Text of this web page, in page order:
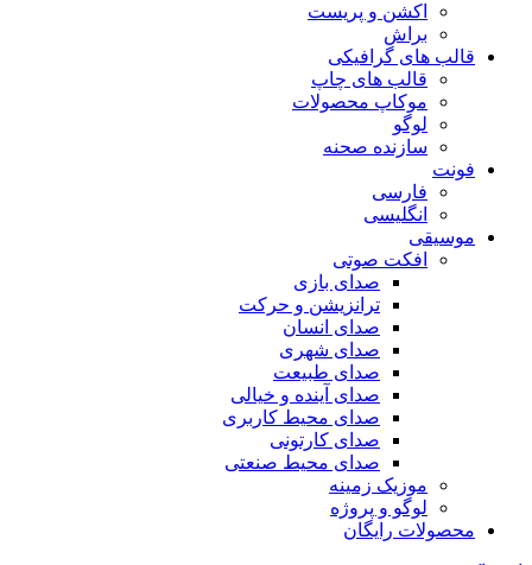
اکشن و پریست
براش
قالب های گرافیکی
قالب های چاپ
موکاپ محصولات
لوگو
سازنده صحنه
فونت
فارسی
انگلیسی
موسیقی
افکت صوتی
صدای بازی
ترانزیشن و حرکت
صدای انسان
صدای شهری
صدای طبیعت
صدای آینده و خیالی
صدای محیط کاربری
صدای کارتونی
صدای محیط صنعتی
موزیک زمینه
لوگو و پروژه
محصولات رایگان